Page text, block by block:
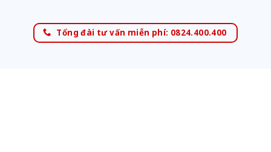
Tổng đài tư vấn miễn phí: 0824.400.400